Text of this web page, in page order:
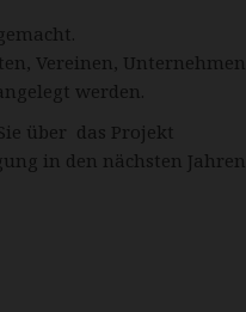
Vereinen, Unternehmen
werden.
über das Projekt
in den nächsten Jahren